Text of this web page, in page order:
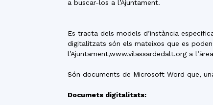
a buscar-los a l’Ajuntament.
Es tracta dels models d’instància
digitalitzats són els mateixos que es
l’Ajuntament,www.vilassardedalt.org a
Són documents de Microsoft Word que,
Documets digitalitats: